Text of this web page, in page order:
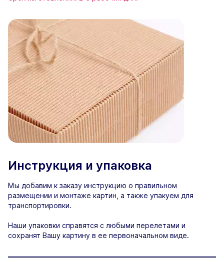
Инструкция и упаковка
Мы добавим к заказу инструкцию о правильном
размещении и монтаже картин, а также упакуем для
транспортировки.
Наши упаковки справятся с любыми перелетами и
сохранят Вашу картину в ее первоначальном виде.